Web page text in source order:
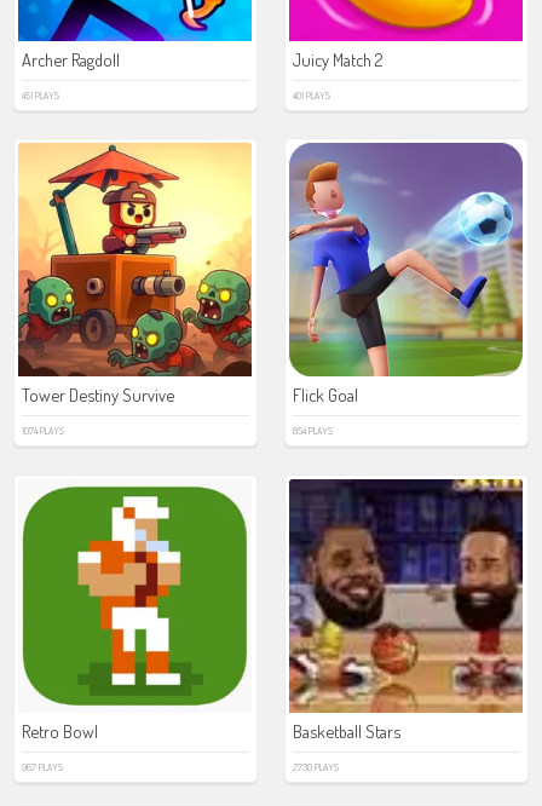
Archer Ragdoll
451 PLAYS
Juicy Match 2
401 PLAYS
Tower Destiny Survive
1074 PLAYS
Flick Goal
854 PLAYS
Retro Bowl
967 PLAYS
Basketball Stars
2730 PLAYS